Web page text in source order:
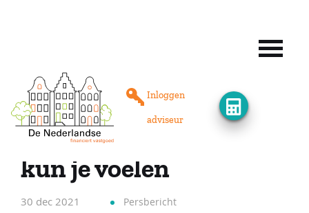
Inloggen
adviseur
Onze producten
Rente
Vind een adviseur
Terug naar overzicht
Geslaagde innovatie
kun je voelen
30 dec 2021 Persbericht